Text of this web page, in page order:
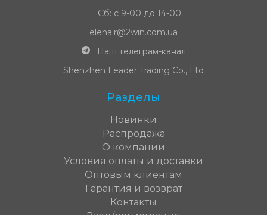
Сб: с 9-00 до 14-00
elena.r@2win.com.ua
Наш телеграм-канал
Shenzhen Leader Trading Co., Ltd
Разделы
Новинки
Распродажа
О компании
Условия оплаты и доставки
Оптовым клиентам
Гарантия и возврат
Контакты